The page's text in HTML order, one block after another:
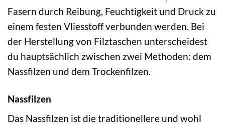
Fasern durch Reibung, Feuchtigkeit und Druck zu
einem festen Vliesstoff verbunden werden. Bei
der Herstellung von Filztaschen unterscheidest
du hauptsächlich zwischen zwei Methoden: dem
Nassfilzen und dem Trockenfilzen.
Nassfilzen
Das Nassfilzen ist die traditionellere und wohl